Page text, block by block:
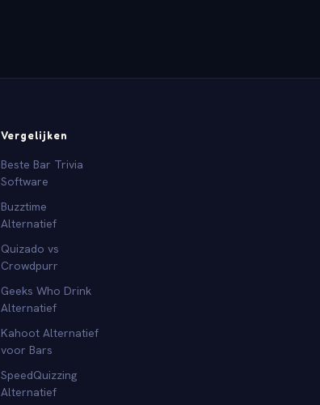
Vergelijken
Beste Bar Trivia
Software
Buzztime
Alternatief
Quizado vs
Crowdpurr
Geeks Who Drink
Alternatief
Kahoot Alternatief
voor Bars
SpeedQuizzing
Alternatief